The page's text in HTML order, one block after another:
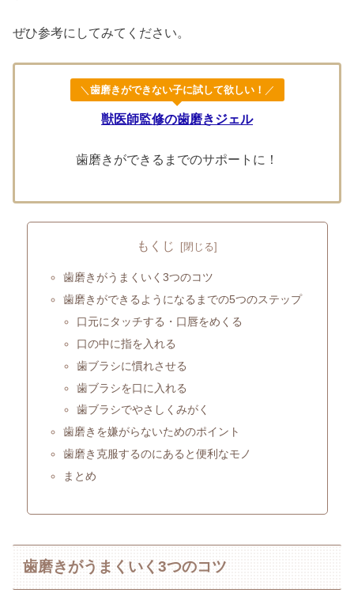
ぜひ参考にしてみてください。
＼ 歯磨きができない子に試して欲しい！ ／
獣医師監修の歯磨きジェル
歯磨きができるまでのサポートに！
もくじ
歯磨きがうまくいく3つのコツ
歯磨きができるようになるまでの5つのステップ
口元にタッチする・口唇をめくる
口の中に指を入れる
歯ブラシに慣れさせる
歯ブラシを口に入れる
歯ブラシでやさしくみがく
歯磨きを嫌がらないためのポイント
歯磨き克服するのにあると便利なモノ
まとめ
歯磨きがうまくいく3つのコツ